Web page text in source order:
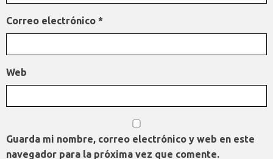
Correo electrónico *
Web
Guarda mi nombre, correo electrónico y web en este
navegador para la próxima vez que comente.